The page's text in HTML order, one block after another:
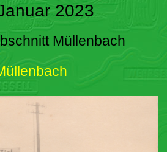
2023
Müllenbach